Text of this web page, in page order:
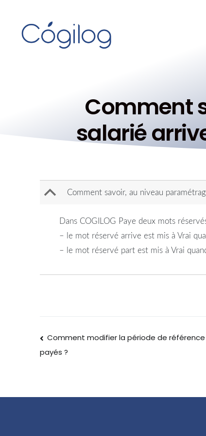
Comment
salarié
B Comment savoir, au niveau
Dans COGILOG Paye deux mots
– le mot réservé arrive est mis à Vrai
– le mot réservé part est mis à Vrai
Comment modifier la période de
payés ?